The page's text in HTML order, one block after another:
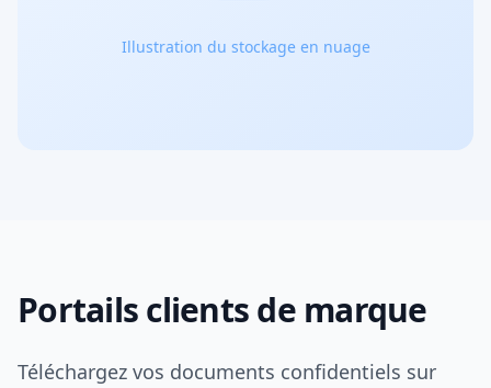
Illustration du stockage en nuage
Portails clients de marque
Téléchargez vos documents confidentiels sur